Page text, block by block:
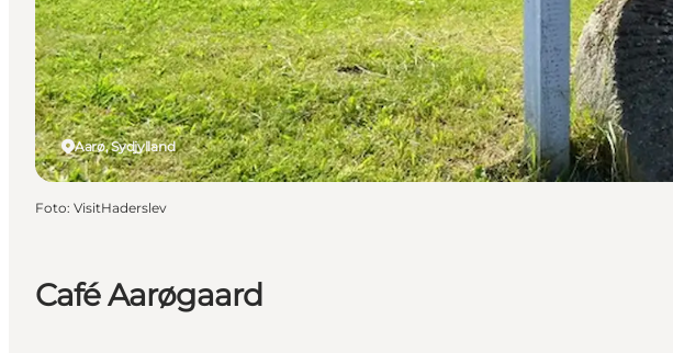
Café Aarøgaard
Aarø, Sydjylland
Foto: VisitHaderslev